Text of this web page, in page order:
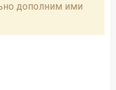
дополним ими